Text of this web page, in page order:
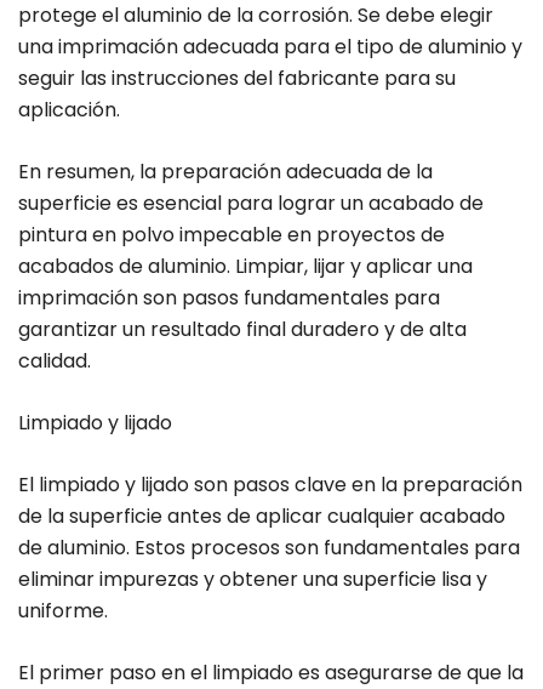
protege el aluminio de la corrosión. Se debe elegir
una imprimación adecuada para el tipo de aluminio y
seguir las instrucciones del fabricante para su
aplicación.
En resumen, la preparación adecuada de la
superficie es esencial para lograr un acabado de
pintura en polvo impecable en proyectos de
acabados de aluminio. Limpiar, lijar y aplicar una
imprimación son pasos fundamentales para
garantizar un resultado final duradero y de alta
calidad.
Limpiado y lijado
El limpiado y lijado son pasos clave en la preparación
de la superficie antes de aplicar cualquier acabado
de aluminio. Estos procesos son fundamentales para
eliminar impurezas y obtener una superficie lisa y
uniforme.
El primer paso en el limpiado es asegurarse de que la